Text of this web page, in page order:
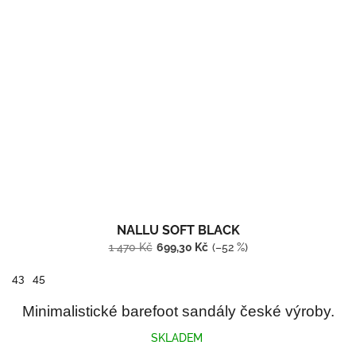
NALLU SOFT BLACK
1 470 Kč 699,30 Kč (–52 %)
43 45
Minimalistické barefoot sandály české výroby.
SKLADEM